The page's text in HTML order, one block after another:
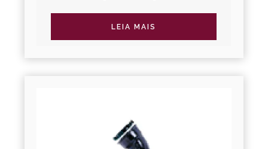
diversos tipos de juntas...
LEIA MAIS